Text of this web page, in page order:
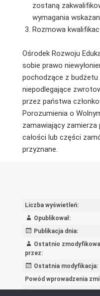
zostaną
wymagania
Rozmowa
Ośrodek Rozwoju
sobie prawo
pochodzące z budżetu
niepodlegające
przez państwa
Porozumienia o
zamawiający
całości lub części
przyznane.
Liczba wyświetleń:
Opublikował:
Publikacja dnia:
Ostatnio
przez:
Ostatnia modyfikacja:
Powód wprowadzenia